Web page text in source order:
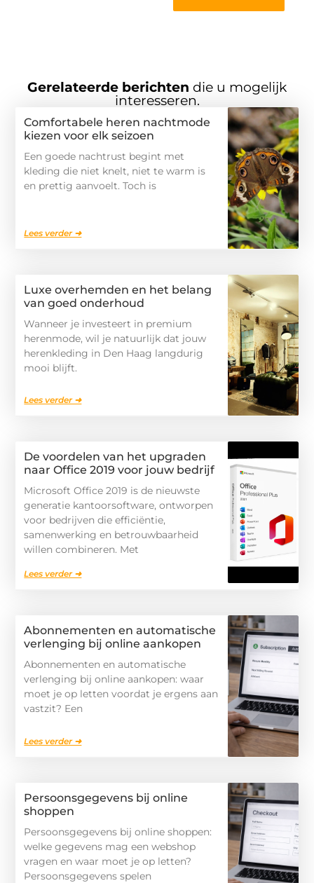
Gerelateerde berichten die u mogelijk
interesseren.
Comfortabele heren nachtmode
kiezen voor elk seizoen
Een goede nachtrust begint met
kleding die niet knelt, niet te warm is
en prettig aanvoelt. Toch is
Lees verder ➜
Luxe overhemden en het belang
van goed onderhoud
Wanneer je investeert in premium
herenmode, wil je natuurlijk dat jouw
herenkleding in Den Haag langdurig
mooi blijft.
Lees verder ➜
De voordelen van het upgraden
naar Office 2019 voor jouw bedrijf
Microsoft Office 2019 is de nieuwste
generatie kantoorsoftware, ontworpen
voor bedrijven die efficiëntie,
samenwerking en betrouwbaarheid
willen combineren. Met
Lees verder ➜
Abonnementen en automatische
verlenging bij online aankopen
Abonnementen en automatische
verlenging bij online aankopen: waar
moet je op letten voordat je ergens aan
vastzit? Een
Lees verder ➜
Persoonsgegevens bij online
shoppen
Persoonsgegevens bij online shoppen:
welke gegevens mag een webshop
vragen en waar moet je op letten?
Persoonsgegevens spelen